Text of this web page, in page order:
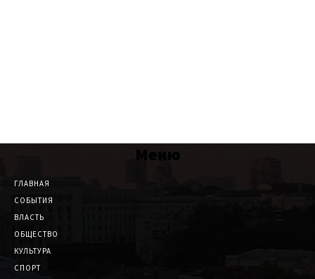
Меню
ГЛАВНАЯ
СОБЫТИЯ
ВЛАСТЬ
ОБЩЕСТВО
КУЛЬТУРА
СПОРТ